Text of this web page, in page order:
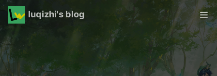
luqizhi's blog